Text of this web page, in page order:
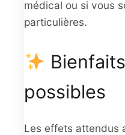
médical ou si vous
particulières.
possibles
Les effets attendus